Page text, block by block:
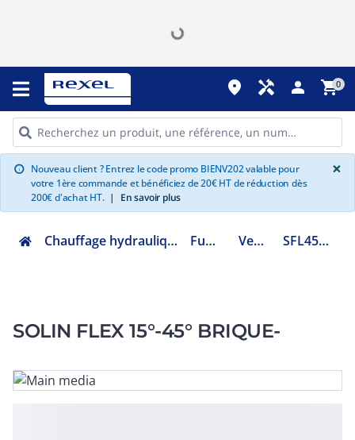
place handyman person shopping_cart0
info Nouveau client ? Entrez le code promo BIENV202 valable pour
votre 1ère commande et bénéficiez de 20€ HT de réduction dès
200€ d'achat HT. | En savoir plus
×
Chauffage hydraulique et plomberie Fumisterie Ventouse SFL4580G.PB/0
SOLIN FLEX 15°-45° BRIQUE-